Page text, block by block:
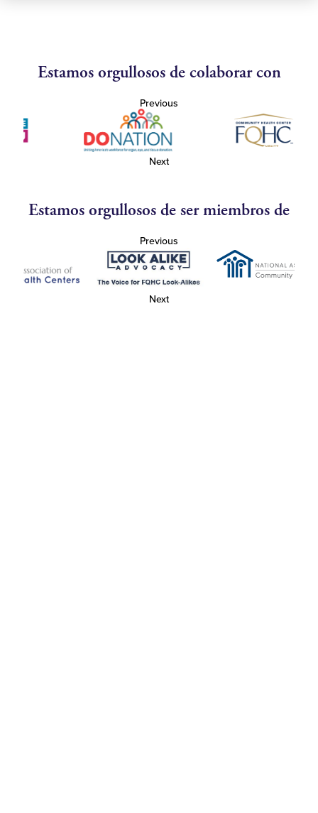
Estamos orgullosos de colaborar con
Previous
Next
Estamos orgullosos de ser miembros de
Previous
Next